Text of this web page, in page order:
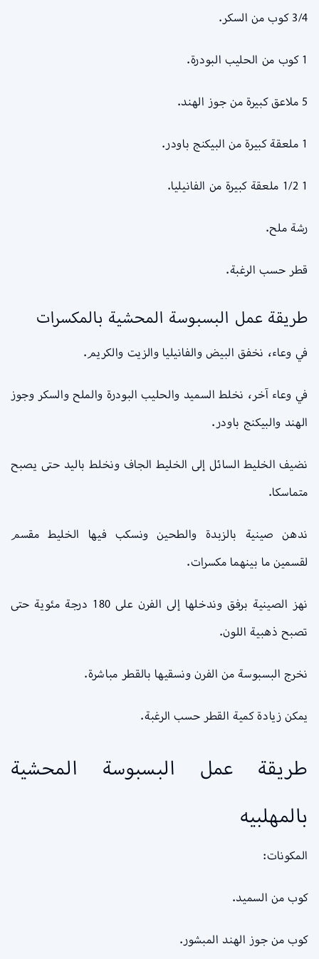
3/4 كوب من السكر.
1 كوب من الحليب البودرة.
5 ملاعق كبيرة من جوز الهند.
1 ملعقة كبيرة من البيكنج باودر.
1 1/2 ملعقة كبيرة من الفانيليا.
رشة ملح.
قطر حسب الرغبة.
طريقة عمل البسبوسة المحشية بالمكسرات
في وعاء، نخفق البيض والفانيليا والزيت والكريم.
في وعاء آخر، نخلط السميد والحليب البودرة والملح والسكر وجوز
الهند والبيكنج باودر.
نضيف الخليط السائل إلى الخليط الجاف ونخلط باليد حتى يصبح
متماسكا.
ندهن صينية بالزبدة والطحين ونسكب فيها الخليط مقسم
لقسمين ما بينهما مكسرات.
نهز الصينية برفق وندخلها إلى الفرن على 180 درجة مئوية حتى
تصبح ذهبية اللون.
نخرج البسبوسة من الفرن ونسقيها بالقطر مباشرة.
يمكن زيادة كمية القطر حسب الرغبة.
طريقة عمل البسبوسة المحشية
بالمهلبيه
المكونات:
كوب من السميد.
كوب من جوز الهند المبشور.